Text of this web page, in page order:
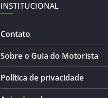
INSTITUCIONAL
Contato
Sobre o Guia do Motorista
Política de privacidade